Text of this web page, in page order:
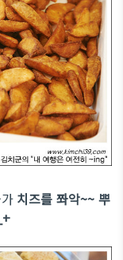
치즈를 쫘악~~ 뿌